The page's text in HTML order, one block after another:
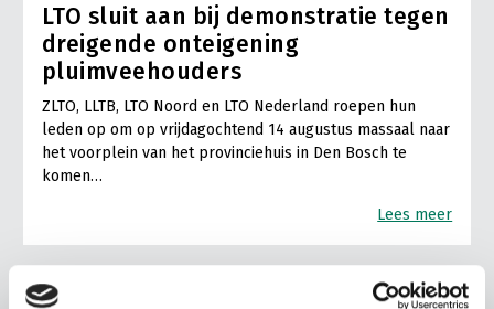
LTO sluit aan bij demonstratie tegen
dreigende onteigening
pluimveehouders
ZLTO, LLTB, LTO Noord en LTO Nederland roepen hun
leden op om op vrijdagochtend 14 augustus massaal naar
het voorplein van het provinciehuis in Den Bosch te
komen…
Lees meer